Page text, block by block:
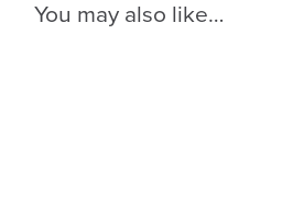
You may also like…